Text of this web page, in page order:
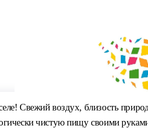
Свежий воздух, близость
чистую пищу своими